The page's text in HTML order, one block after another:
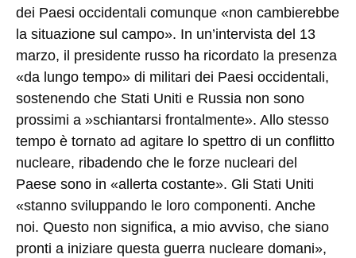
dei Paesi occidentali comunque «non cambierebbe
la situazione sul campo». In un’intervista del 13
marzo, il presidente russo ha ricordato la presenza
«da lungo tempo» di militari dei Paesi occidentali,
sostenendo che Stati Uniti e Russia non sono
prossimi a »schiantarsi frontalmente». Allo stesso
tempo è tornato ad agitare lo spettro di un conflitto
nucleare, ribadendo che le forze nucleari del
Paese sono in «allerta costante». Gli Stati Uniti
«stanno sviluppando le loro componenti. Anche
noi. Questo non significa, a mio avviso, che siano
pronti a iniziare questa guerra nucleare domani»,